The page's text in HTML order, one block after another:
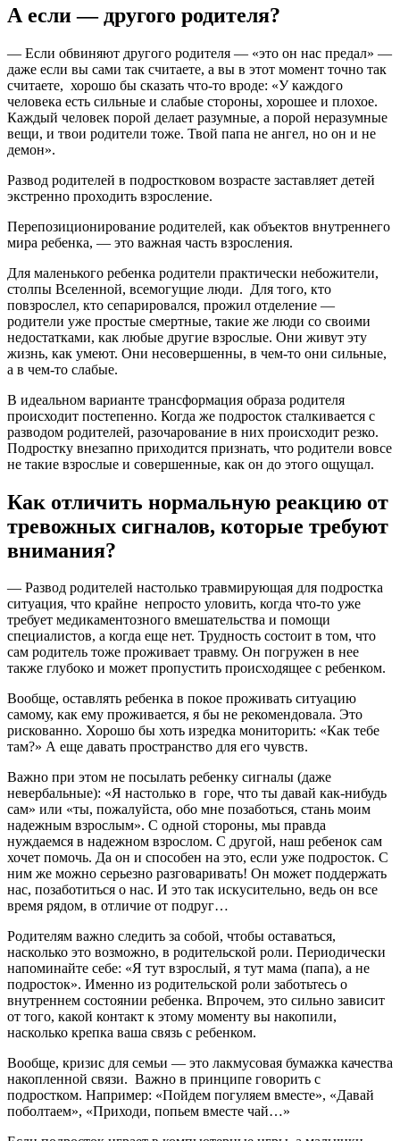
А если — другого родителя?
— Если обвиняют другого родителя — «это он нас предал» —
даже если вы сами так считаете, а вы в этот момент точно так
считаете, хорошо бы сказать что-то вроде: «У каждого
человека есть сильные и слабые стороны, хорошее и плохое.
Каждый человек порой делает разумные, а порой неразумные
вещи, и твои родители тоже. Твой папа не ангел, но он и не
демон».
Развод родителей в подростковом возрасте заставляет детей
экстренно проходить взросление.
Перепозиционирование родителей, как объектов внутреннего
мира ребенка, — это важная часть взросления.
Для маленького ребенка родители практически небожители,
столпы Вселенной, всемогущие люди. Для того, кто
повзрослел, кто сепарировался, прожил отделение —
родители уже простые смертные, такие же люди со своими
недостатками, как любые другие взрослые. Они живут эту
жизнь, как умеют. Они несовершенны, в чем-то они сильные,
а в чем-то слабые.
В идеальном варианте трансформация образа родителя
происходит постепенно. Когда же подросток сталкивается с
разводом родителей, разочарование в них происходит резко.
Подростку внезапно приходится признать, что родители вовсе
не такие взрослые и совершенные, как он до этого ощущал.
Как отличить нормальную реакцию от
тревожных сигналов, которые требуют
внимания?
— Развод родителей настолько травмирующая для подростка
ситуация, что крайне непросто уловить, когда что-то уже
требует медикаментозного вмешательства и помощи
специалистов, а когда еще нет. Трудность состоит в том, что
сам родитель тоже проживает травму. Он погружен в нее
также глубоко и может пропустить происходящее с ребенком.
Вообще, оставлять ребенка в покое проживать ситуацию
самому, как ему проживается, я бы не рекомендовала. Это
рискованно. Хорошо бы хоть изредка мониторить: «Как тебе
там?» А еще давать пространство для его чувств.
Важно при этом не посылать ребенку сигналы (даже
невербальные): «Я настолько в горе, что ты давай как-нибудь
сам» или «ты, пожалуйста, обо мне позаботься, стань моим
надежным взрослым». С одной стороны, мы правда
нуждаемся в надежном взрослом. С другой, наш ребенок сам
хочет помочь. Да он и способен на это, если уже подросток. С
ним же можно серьезно разговаривать! Он может поддержать
нас, позаботиться о нас. И это так искусительно, ведь он все
время рядом, в отличие от подруг…
Родителям важно следить за собой, чтобы оставаться,
насколько это возможно, в родительской роли. Периодически
напоминайте себе: «Я тут взрослый, я тут мама (папа), а не
подросток». Именно из родительской роли заботьтесь о
внутреннем состоянии ребенка. Впрочем, это сильно зависит
от того, какой контакт к этому моменту вы накопили,
насколько крепка ваша связь с ребенком.
Вообще, кризис для семьи — это лакмусовая бумажка качества
накопленной связи. Важно в принципе говорить с
подростком. Например: «Пойдем погуляем вместе», «Давай
поболтаем», «Приходи, попьем вместе чай…»